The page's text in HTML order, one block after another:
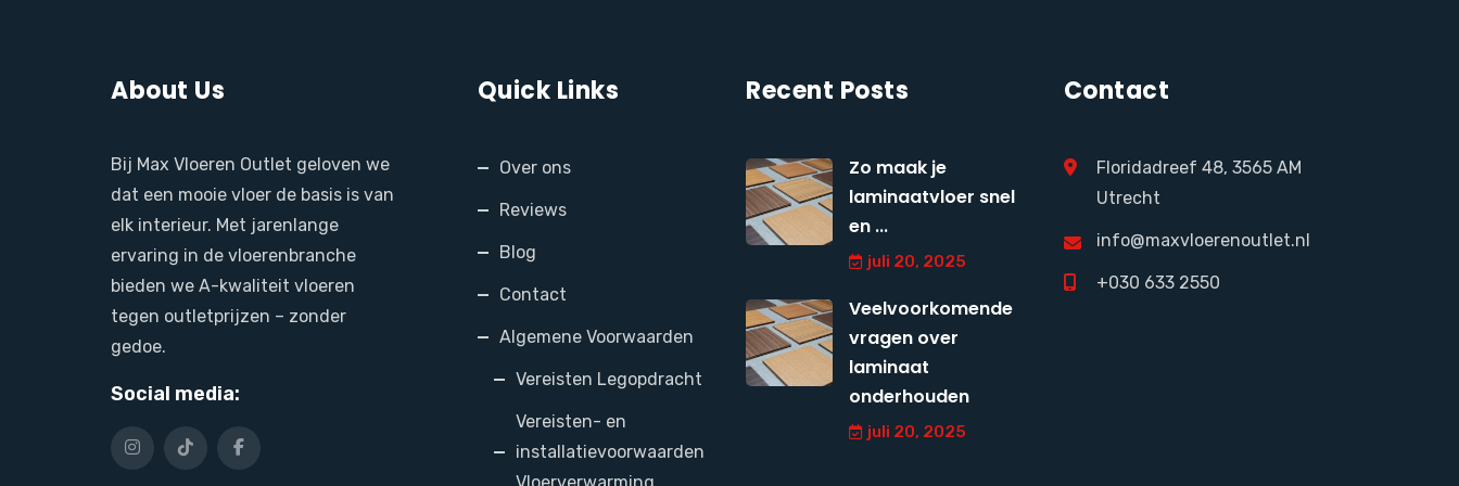
About Us
Bij Max Vloeren Outlet geloven we
dat een mooie vloer de basis is van
elk interieur. Met jarenlange
ervaring in de vloerenbranche
bieden we A-kwaliteit vloeren
tegen outletprijzen – zonder
gedoe.
Social media:
Quick Links
Over ons
Reviews
Blog
Contact
Algemene Voorwaarden
Vereisten Legopdracht
Vereisten- en
installatievoorwaarden
Recent Posts
Zo maak je
laminaatvloer snel
en ...
juli 20, 2025
Veelvoorkomende
vragen over
laminaat
onderhouden
juli 20, 2025
Contact
Floridadreef 48, 3565 AM
Utrecht
info@maxvloerenoutlet.nl
+030 633 2550